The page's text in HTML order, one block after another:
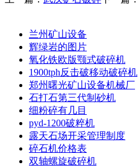
兰州矿山设备
辉绿岩的图片
氧化铁欧版颚式破碎机
1900tph反击破移动破碎机
郑州曙光矿山设备机械厂
石打石第三代制砂机
细粉碎有几目
pyd-1200破粹机
露天石场开采管理制度
碎石机价格表
双轴螺旋破碎机